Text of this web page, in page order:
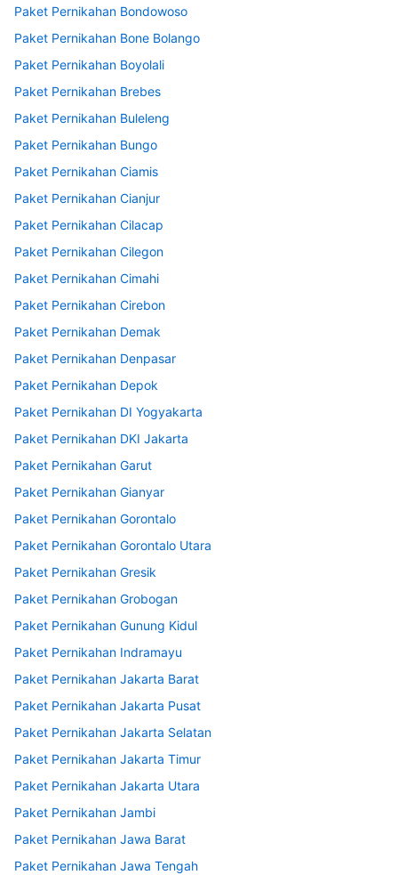
Paket Pernikahan Bondowoso
Paket Pernikahan Bone Bolango
Paket Pernikahan Boyolali
Paket Pernikahan Brebes
Paket Pernikahan Buleleng
Paket Pernikahan Bungo
Paket Pernikahan Ciamis
Paket Pernikahan Cianjur
Paket Pernikahan Cilacap
Paket Pernikahan Cilegon
Paket Pernikahan Cimahi
Paket Pernikahan Cirebon
Paket Pernikahan Demak
Paket Pernikahan Denpasar
Paket Pernikahan Depok
Paket Pernikahan DI Yogyakarta
Paket Pernikahan DKI Jakarta
Paket Pernikahan Garut
Paket Pernikahan Gianyar
Paket Pernikahan Gorontalo
Paket Pernikahan Gorontalo Utara
Paket Pernikahan Gresik
Paket Pernikahan Grobogan
Paket Pernikahan Gunung Kidul
Paket Pernikahan Indramayu
Paket Pernikahan Jakarta Barat
Paket Pernikahan Jakarta Pusat
Paket Pernikahan Jakarta Selatan
Paket Pernikahan Jakarta Timur
Paket Pernikahan Jakarta Utara
Paket Pernikahan Jambi
Paket Pernikahan Jawa Barat
Paket Pernikahan Jawa Tengah